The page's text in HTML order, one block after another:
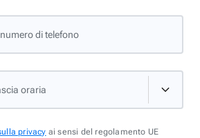
di telefono
oraria
privacy ai sensi del regolamento UE